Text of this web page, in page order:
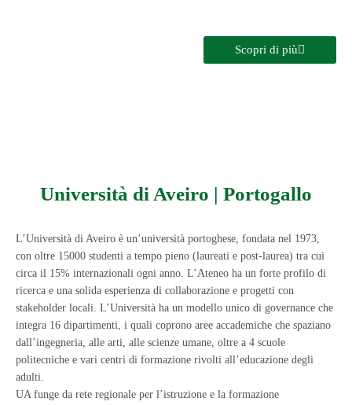
Scopri di più
Università di Aveiro | Portogallo
L’Università di Aveiro è un’università portoghese, fondata nel 1973,
con oltre 15000 studenti a tempo pieno (laureati e post-laurea) tra cui
circa il 15% internazionali ogni anno. L’Ateneo ha un forte profilo di
ricerca e una solida esperienza di collaborazione e progetti con
stakeholder locali. L’Università ha un modello unico di governance che
integra 16 dipartimenti, i quali coprono aree accademiche che spaziano
dall’ingegneria, alle arti, alle scienze umane, oltre a 4 scuole
politecniche e vari centri di formazione rivolti all’educazione degli
adulti.
UA funge da rete regionale per l’istruzione e la formazione